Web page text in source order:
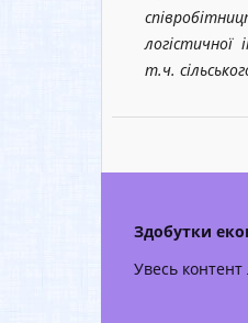
логістичної
т.ч.
Здобутки
Увесь